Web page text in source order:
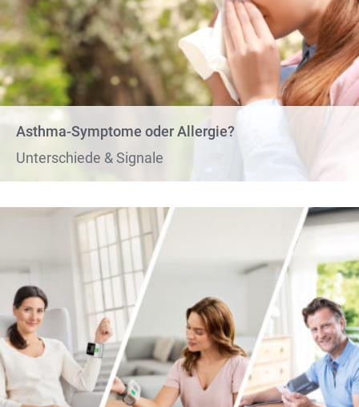
Asthma-Symptome oder Allergie?
Unterschiede & Signale